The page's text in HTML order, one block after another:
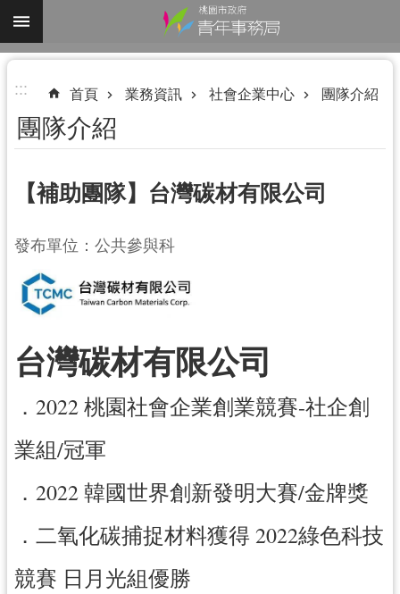
跳到主要內容區塊
進
階
搜
尋
識
我
們
務
資
息
告
服
::: 首頁 業務資訊 社會企業中心 團隊介紹
團隊介紹
【補助團隊】台灣碳材有限公司
發布單位：公共參與科
台灣碳材有限公司
．2022 桃園社會企業創業競賽-社企創
業組/冠軍
．2022 韓國世界創新發明大賽/金牌獎
．二氧化碳捕捉材料獲得 2022綠色科技
競賽 日月光組優勝